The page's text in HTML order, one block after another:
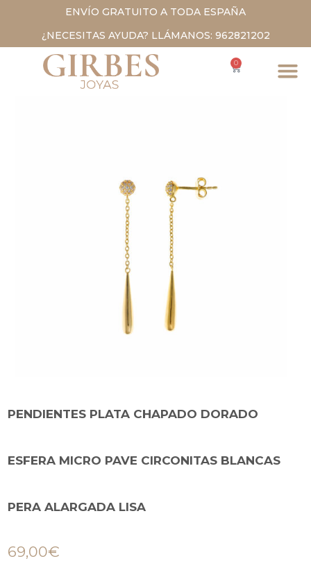
ENVÍO GRATUITO A TODA ESPAÑA
¿NECESITAS AYUDA? LLÁMANOS: 962821202
0
PENDIENTES PLATA CHAPADO DORADO
ESFERA MICRO PAVE CIRCONITAS BLANCAS
PERA ALARGADA LISA
69,00€